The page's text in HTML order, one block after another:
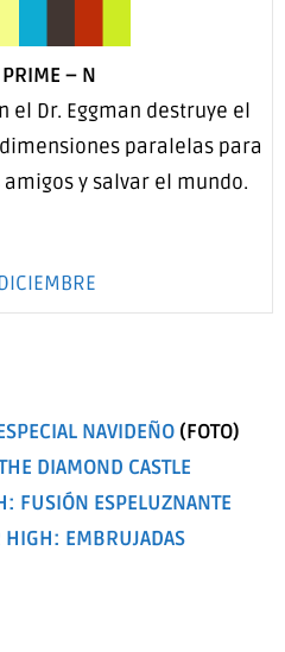
– N
el Dr. Eggman destruye el
paralelas para
y salvar el mundo.
NAVIDEÑO (FOTO)
DIAMOND CASTLE
FUSIÓN ESPELUZNANTE
HIGH: EMBRUJADAS